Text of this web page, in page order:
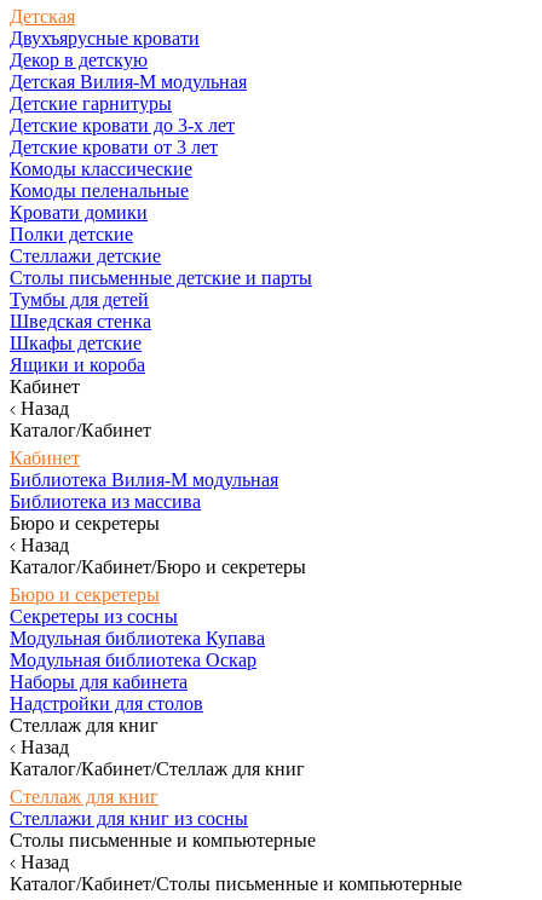
Детская
Двухъярусные кровати
Декор в детскую
Детская Вилия-М модульная
Детские гарнитуры
Детские кровати до 3-х лет
Детские кровати от 3 лет
Комоды классические
Комоды пеленальные
Кровати домики
Полки детские
Стеллажи детские
Столы письменные детские и парты
Тумбы для детей
Шведская стенка
Шкафы детские
Ящики и короба
Кабинет
Назад
Каталог/Кабинет
Кабинет
Библиотека Вилия-М модульная
Библиотека из массива
Бюро и секретеры
Назад
Каталог/Кабинет/Бюро и секретеры
Бюро и секретеры
Секретеры из сосны
Модульная библиотека Купава
Модульная библиотека Оскар
Наборы для кабинета
Надстройки для столов
Стеллаж для книг
Назад
Каталог/Кабинет/Стеллаж для книг
Стеллаж для книг
Стеллажи для книг из сосны
Столы письменные и компьютерные
Назад
Каталог/Кабинет/Столы письменные и компьютерные